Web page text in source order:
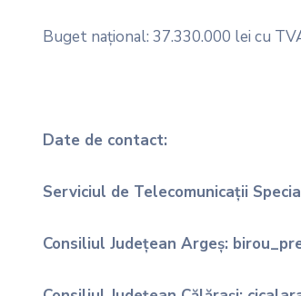
Buget național: 37.330.000 lei cu
Date de contact:
Serviciul de Telecomunicații
Consiliul Județean Argeș: